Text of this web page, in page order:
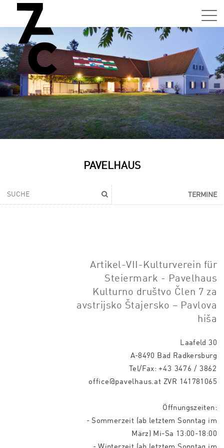
PAVELHAUS
TERMINE
Artikel-VII-Kulturverein für
Steiermark - Pavelhaus
Kulturno društvo Člen 7 za
avstrijsko Štajersko – Pavlova
hiša
Laafeld 30
A-8490 Bad Radkersburg
Tel/Fax:+43 3476 / 3862
office@pavelhaus.at ZVR 141781065
Öffnungszeiten:
- Sommerzeit (ab letztem Sonntag im
März) Mi-Sa 13:00-18:00